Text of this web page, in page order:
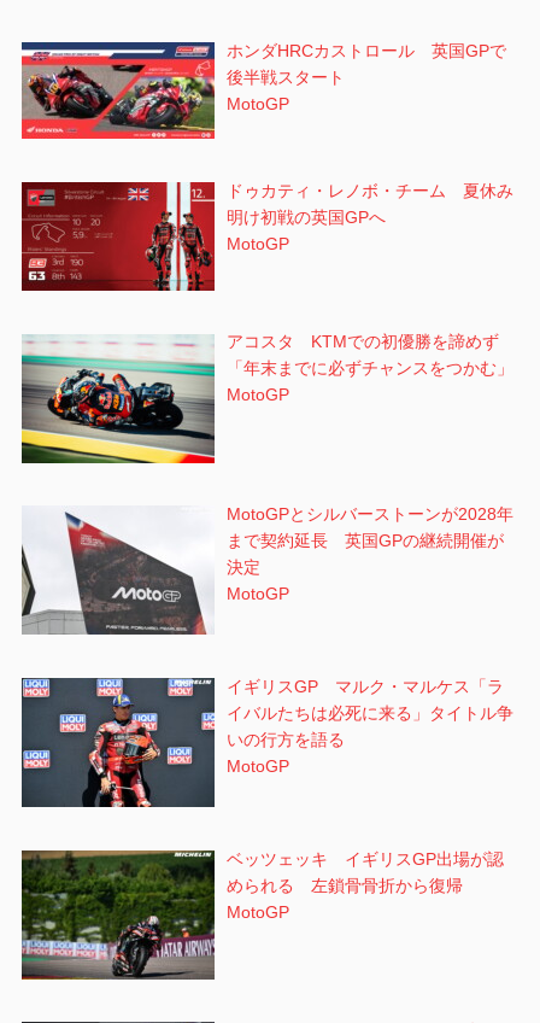
ホンダHRCカストロール 英国GPで
後半戦スタート
MotoGP
ドゥカティ・レノボ・チーム 夏休み
明け初戦の英国GPへ
MotoGP
アコスタ KTMでの初優勝を諦めず
「年末までに必ずチャンスをつかむ」
MotoGP
MotoGPとシルバーストーンが2028年
まで契約延長 英国GPの継続開催が
決定
MotoGP
イギリスGP マルク・マルケス「ラ
イバルたちは必死に来る」タイトル争
いの行方を語る
MotoGP
ベッツェッキ イギリスGP出場が認
められる 左鎖骨骨折から復帰
MotoGP